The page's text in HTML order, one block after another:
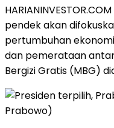
pendek akan
pertumbuhan
dan pemerataan
Bergizi Gratis (MBG)